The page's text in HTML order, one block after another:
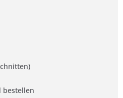
bestellen